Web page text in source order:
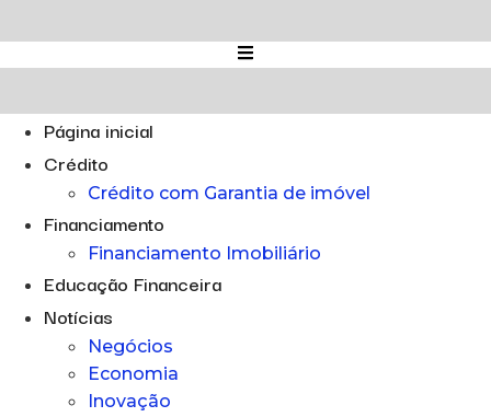
para
o
Página inicial
Crédito
Crédito com Garantia de imóvel
Financiamento
Financiamento Imobiliário
Educação Financeira
Notícias
Negócios
Economia
Inovação